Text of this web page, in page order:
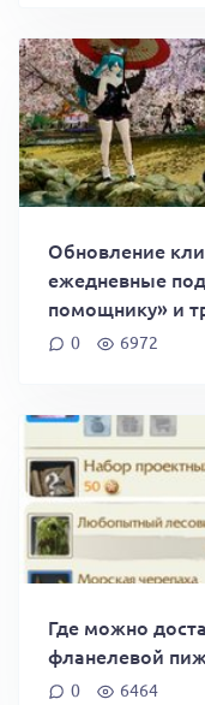
Обновление
ежедневные
помощнику» и
0 6972
Где можно
фланелевой
0 6464